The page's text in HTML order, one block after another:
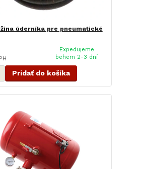
úderníka pre pneumatické
Expedujeme
behem 2-3 dní
Pridať do košíka